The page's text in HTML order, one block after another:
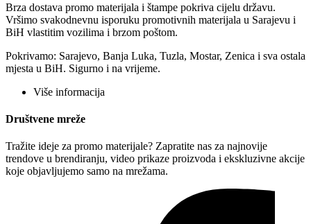
Brza dostava promo materijala i štampe pokriva cijelu državu.
Vršimo svakodnevnu isporuku promotivnih materijala u Sarajevu i
BiH vlastitim vozilima i brzom poštom.
Pokrivamo: Sarajevo, Banja Luka, Tuzla, Mostar, Zenica i sva ostala
mjesta u BiH. Sigurno i na vrijeme.
Više informacija
Društvene mreže
Tražite ideje za promo materijale? Zapratite nas za najnovije
trendove u brendiranju, video prikaze proizvoda i ekskluzivne akcije
koje objavljujemo samo na mrežama.